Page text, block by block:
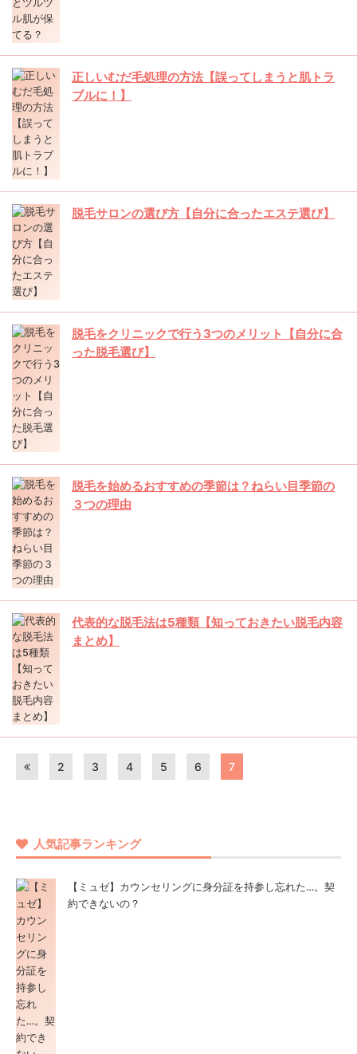
正しいむだ毛処理の方法【誤ってしまうと肌トラ
ブルに！】
脱毛サロンの選び方【自分に合ったエステ選び】
脱毛をクリニックで行う3つのメリット【自分に合
った脱毛選び】
脱毛を始めるおすすめの季節は？ねらい目季節の
３つの理由
代表的な脱毛法は5種類【知っておきたい脱毛内容
まとめ】
2 3 4 5 6 7
人気記事ランキング
【ミュゼ】カウンセリングに身分証を持参し忘れた…。契
約できないの？